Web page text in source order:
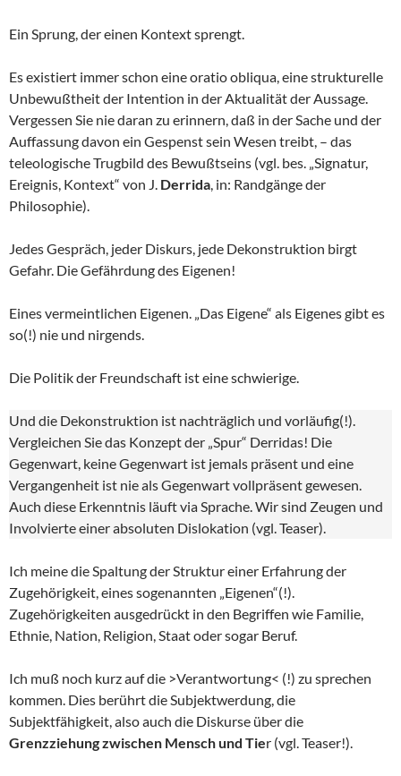
Ein Sprung, der einen Kontext sprengt.
Es existiert immer schon eine oratio obliqua, eine strukturelle
Unbewußtheit der Intention in der Aktualität der Aussage.
Vergessen Sie nie daran zu erinnern, daß in der Sache und der
Auffassung davon ein Gespenst sein Wesen treibt, – das
teleologische Trugbild des Bewußtseins (vgl. bes. „Signatur,
Ereignis, Kontext“ von J. Derrida, in: Randgänge der
Philosophie).
Jedes Gespräch, jeder Diskurs, jede Dekonstruktion birgt
Gefahr. Die Gefährdung des Eigenen!
Eines vermeintlichen Eigenen. „Das Eigene“ als Eigenes gibt es
so(!) nie und nirgends.
Die Politik der Freundschaft ist eine schwierige.
Und die Dekonstruktion ist nachträglich und vorläufig(!).
Vergleichen Sie das Konzept der „Spur“ Derridas! Die
Gegenwart, keine Gegenwart ist jemals präsent und eine
Vergangenheit ist nie als Gegenwart vollpräsent gewesen.
Auch diese Erkenntnis läuft via Sprache. Wir sind Zeugen und
Involvierte einer absoluten Dislokation (vgl. Teaser).
Ich meine die Spaltung der Struktur einer Erfahrung der
Zugehörigkeit, eines sogenannten „Eigenen“(!).
Zugehörigkeiten ausgedrückt in den Begriffen wie Familie,
Ethnie, Nation, Religion, Staat oder sogar Beruf.
Ich muß noch kurz auf die >Verantwortung< (!) zu sprechen
kommen. Dies berührt die Subjektwerdung, die
Subjektfähigkeit, also auch die Diskurse über die
Grenzziehung zwischen Mensch und Tier (vgl. Teaser!).